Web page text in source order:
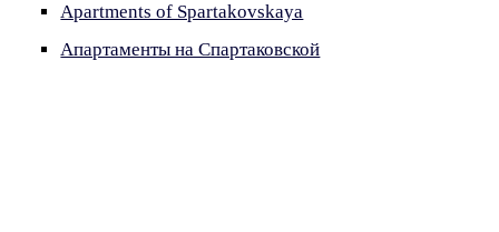
Apartments of Spartakovskaya
Апартаменты на Спартаковской